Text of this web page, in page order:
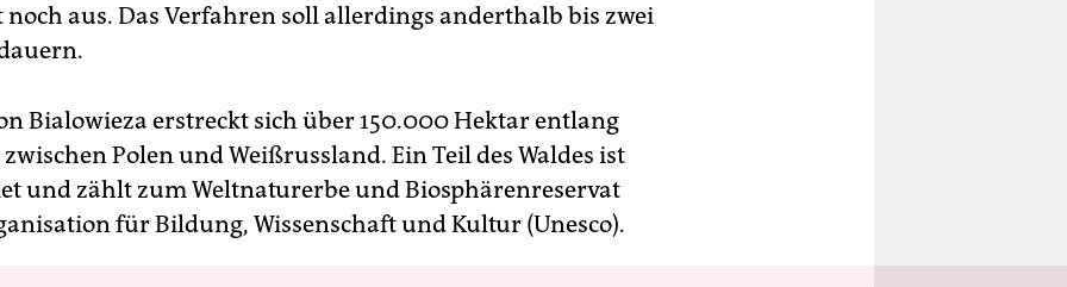
noch aus. Das Verfahren soll allerdings anderthalb bis zwei
Bialowieza erstreckt sich über 150.000 Hektar entlang
Polen und Weißrussland. Ein Teil des Waldes ist
und zählt zum Weltnaturerbe und Biosphärenreservat
für Bildung, Wissenschaft und Kultur (Unesco).